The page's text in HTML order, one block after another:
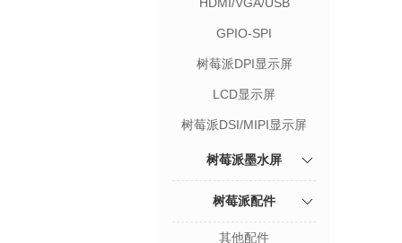
GPIO-SPI
树莓派DPI显示屏
LCD显示屏
树莓派DSI/MIPI显示屏
树莓派墨水屏
树莓派配件
其他配件